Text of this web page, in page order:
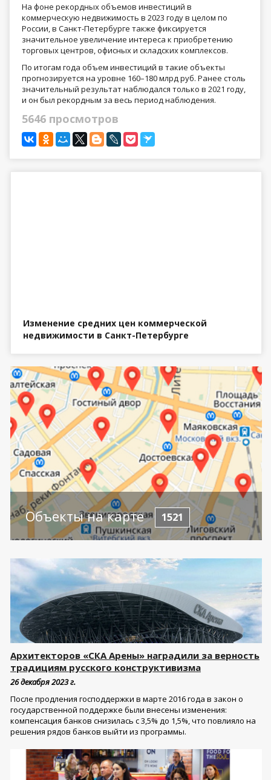
На фоне рекордных объемов инвестиций в
коммерческую недвижимость в 2023 году в целом по
России, в Санкт-Петербурге также фиксируется
значительное увеличение интереса к приобретению
торговых центров, офисных и складских комплексов.
По итогам года объем инвестиций в такие объекты
прогнозируется на уровне 160–180 млрд руб. Ранее столь
значительный результат наблюдался только в 2021 году,
и он был рекордным за весь период наблюдения.
5646 просмотров
Изменение средних цен коммерческой
недвижимости в Санкт-Петербурге
Объекты на карте 1521
Архитекторов «СКА Арены» наградили за верность
традициям русского конструктивизма
26 декабря 2023 г.
После продления господдержки в марте 2016 года в закон о
государственной поддержке были внесены изменения:
компенсация банков снизилась с 3,5% до 1,5%, что повлияло на
решения рядов банков выйти из программы.